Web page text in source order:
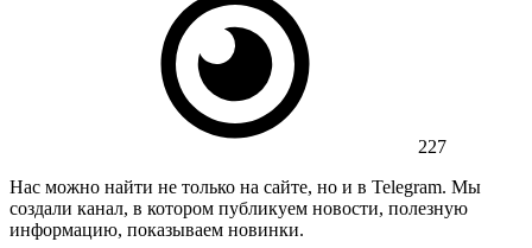
227
Нас можно найти не только на сайте, но и в Telegram. Мы
создали канал, в котором публикуем новости, полезную
информацию, показываем новинки.